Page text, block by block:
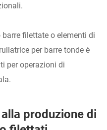
filettate o elementi di
per barre tonde è
per operazioni di
produzione di